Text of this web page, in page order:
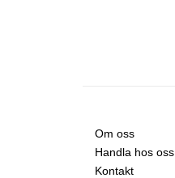
Om oss
Handla hos oss
Kontakt